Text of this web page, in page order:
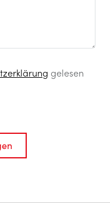
gelesen